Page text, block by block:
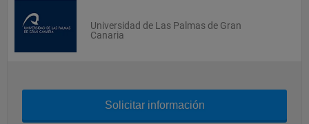
Universidad de Las Palmas de Gran
Canaria
Solicitar información